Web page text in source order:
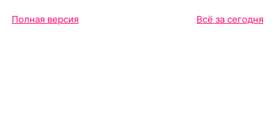
Полная версия Всё за сегодня